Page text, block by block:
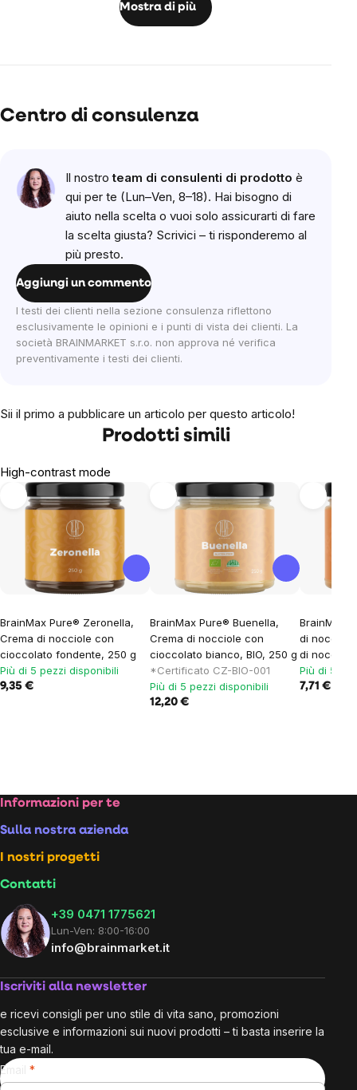
Mostra di più
Centro di consulenza
Il nostroteam di consulenti di prodotto è
qui per te (Lun–Ven, 8–18). Hai bisogno di
aiuto nella scelta o vuoi solo assicurarti di fare
la scelta giusta? Scrivici – ti risponderemo al
più presto.
Aggiungi un commento
I testi dei clienti nella sezione consulenza riflettono
esclusivamente le opinioni e i punti di vista dei clienti. La
società BRAINMARKET s.r.o. non approva né verifica
preventivamente i testi dei clienti.
Sii il primo a pubblicare un articolo per questo articolo!
Prodotti simili
High-contrast mode
BrainMax Pure® Zeronella,
Crema di nocciole con
cioccolato fondente, 250 g
Più di 5 pezzi disponibili
9,35 €
BrainMax Pure® Buenella,
Crema di nocciole con
cioccolato bianco, BIO, 250 g
*Certificato CZ-BIO-001
Più di 5 pezzi disponibili
12,20 €
BrainMax
di nocciole
di
Più di 5
7,71 €
Footer
Informazioni per te
Sulla nostra azienda
I nostri progetti
Contatti
+39 0471 1775621
Lun-Ven: 8:00-16:00
info@brainmarket.it
Iscriviti alla newsletter
e ricevi consigli per uno stile di vita sano, promozioni
esclusive e informazioni sui nuovi prodotti – ti basta inserire la
tua e-mail.
Email